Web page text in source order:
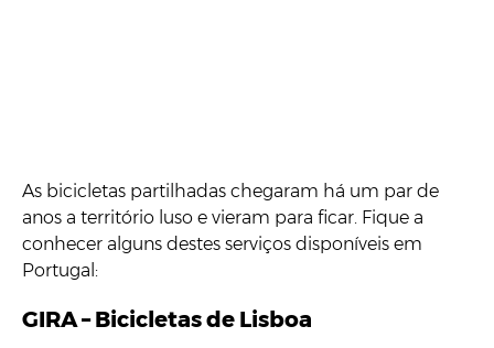
As bicicletas partilhadas chegaram há um par de
anos a território luso e vieram para ficar. Fique a
conhecer alguns destes serviços disponíveis em
Portugal:
GIRA – Bicicletas de Lisboa